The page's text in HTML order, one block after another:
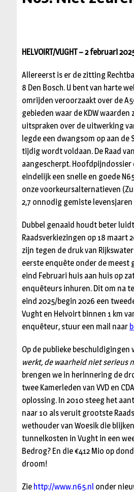
HELVOIRT/VUGHT – 2 februari
Allereerst is er de zitting
8 Den Bosch. U bent van harte
omrijden veroorzaakt over de
gebieden waar de KDW
uitspraken over de uitwerking
legde een dwangsom op aan
tijdig wordt voldaan. De Raad
aangescherpt.
eindelijk een snelle en goede
onze voor­keursalterna­tieven
2,7 onnodig gemiste levensjaren
Dubbel genaaid houdt beter
Raadsverkiezingen op 18 maart
zijn tegen de druk van
eerste enquête onder de meest
eind Februari huis aan huis op
enquêteurs inhuren. Dit om na
eind 2025/begin 2026 een
Vught en Helvoirt binnen 1 km
enquêteur, stuur een mail naar
Op de publieke beschuldigingen
werkt, de waarheid niet serieus
brengen we in herinnering de
twee Kamerleden van VVD en
oplossing. In 2010 steeg het
naar 10 als veruit grootste
wethouder van Woesik die
tunnelkosten in Vught in een
Bedrog? En die €412 Mio op
droom!
Zie http://www.n65.nl onder